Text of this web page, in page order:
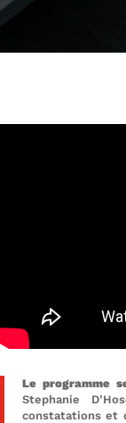
Le programme
Stephanie
constatations et